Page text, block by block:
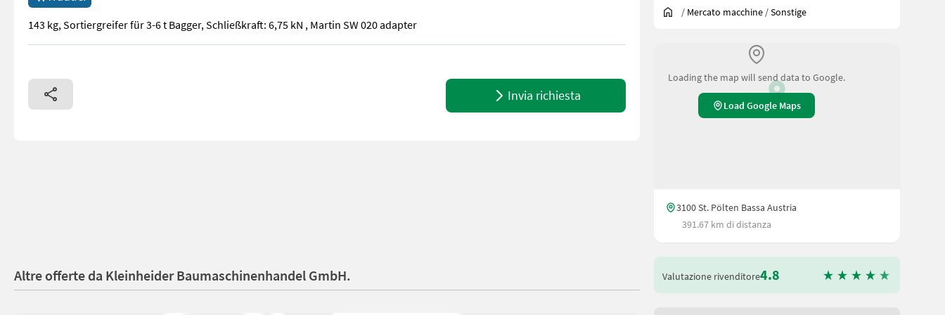
143 kg, Sortiergreifer für 3-6 t Bagger, Schließkraft: 6,75 kN , Martin SW 020 adapter
143 kg, Sortiergreifer für 3-6 t Bagger, Schließkraft: 6,75 kN , Martin SW 020 adapter
Invia richiesta
/ Mercato macchine /Sonstige
Loading the map will send data to Google.
Load Google Maps
3100 St. Pölten Bassa Austria
391.67 km di distanza
Valutazione rivenditore4.8
Altre offerte da Kleinheider Baumaschinenhandel GmbH.